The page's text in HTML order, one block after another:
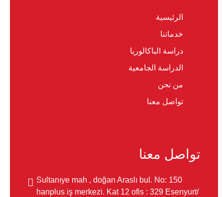
الرئيسية
خدماتنا
دراسة الباكالوريا
الدراسة الجامعية
من نحن
تواصل معنا
تواصل معنا
Sultanıye mah , doğan Araslı bul. No: 150
hanplus iş merkezi. Kat 12 ofis : 329 Esenyurt/